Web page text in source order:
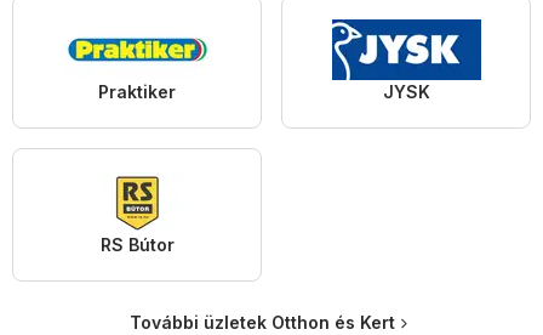
Praktiker JYSK
RS Bútor
További üzletek Otthon és Kert